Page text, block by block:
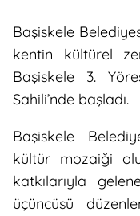
Başiskele
kentin kültürel
Başiskele 3.
Sahili’nde başladı.
Başiskele
kültür mozaiği
katkılarıyla
üçüncüsü